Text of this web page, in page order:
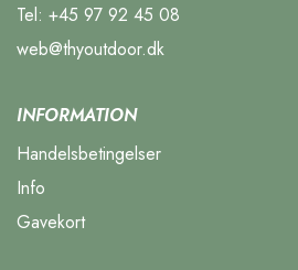
Tel: +45 97 92 45 08
web@thyoutdoor.dk
INFORMATION
Handelsbetingelser
Info
Gavekort